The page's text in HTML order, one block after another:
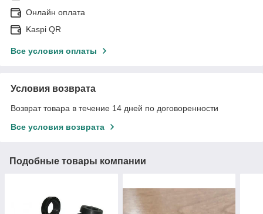
Онлайн оплата
Kaspi QR
Все условия оплаты
Условия возврата
Возврат товара в течение 14 дней по договоренности
Все условия возврата
Подобные товары компании